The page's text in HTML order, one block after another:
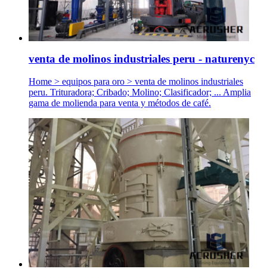
venta de molinos industriales peru - naturenyc
Home > equipos para oro > venta de molinos industriales
peru. Trituradora; Cribado; Molino; Clasificador; ... Amplia
gama de molienda para venta y métodos de café.